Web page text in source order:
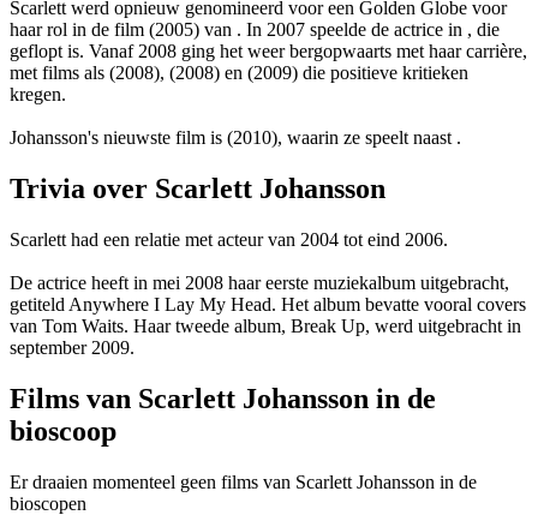
Scarlett werd opnieuw genomineerd voor een Golden Globe voor
haar rol in de film (2005) van . In 2007 speelde de actrice in , die
geflopt is. Vanaf 2008 ging het weer bergopwaarts met haar carrière,
met films als (2008), (2008) en (2009) die positieve kritieken
kregen.
Johansson's nieuwste film is (2010), waarin ze speelt naast .
Trivia over Scarlett Johansson
Scarlett had een relatie met acteurvan 2004 tot eind 2006.
De actrice heeft in mei 2008 haar eerste muziekalbum uitgebracht,
getiteld Anywhere I Lay My Head. Het album bevatte vooral covers
van Tom Waits. Haar tweede album, Break Up, werd uitgebracht in
september 2009.
Films van Scarlett Johansson in de
bioscoop
Er draaien momenteel geen films van Scarlett Johansson in de
bioscopen